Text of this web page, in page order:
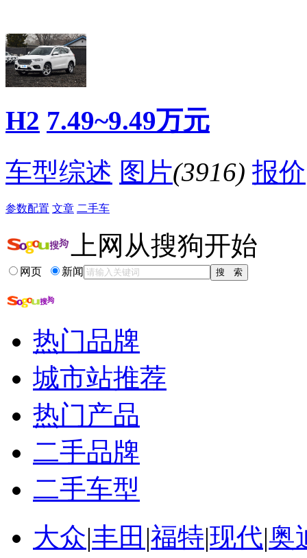
·【哈弗海外】继续扎根南美 哈弗H2成功进军乌拉圭
·哈弗H2销量暴增逆势上涨 赢得小型SUV排行第一
·5月卖得最好的国产小型SUV月销量都过10000
降价促销
H2 7.49~9.49万元
车型综述 图片(3916) 报价
参数配置 文章 二手车
上网从搜狗开始
网页 新闻
热门品牌
城市站推荐
热门产品
二手品牌
二手车型
大众|丰田 |福特|现代|奥